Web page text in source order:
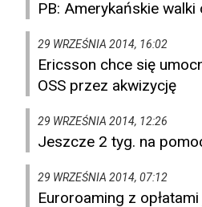
PB: Amerykańskie
29 WRZEŚNIA 2014, 16:02
Ericsson chce się
OSS przez akwizycję
29 WRZEŚNIA 2014, 12:26
Jeszcze 2 tyg. na
29 WRZEŚNIA 2014, 07:12
Euroroaming z